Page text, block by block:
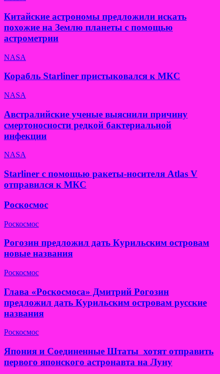
Китайские астрономы предложили искать
похожие на Землю планеты с помощью
астрометрии
NASA
Корабль Starliner пристыковался к МКС
NASA
Австралийские ученые выяснили причину
смертоносности редкой бактериальной
инфекции
NASA
Starliner с помощью ракеты-носителя Atlas V
отправился к МКС
Роскосмос
Роскосмос
Рогозин предложил дать Курильским островам
новые названия
Роскосмос
Глава «Роскосмоса» Дмитрий Рогозин
предложил дать Курильским островам русские
названия
Роскосмос
Япония и Соединенные Штаты хотят отправить
первого японского астронавта на Луну